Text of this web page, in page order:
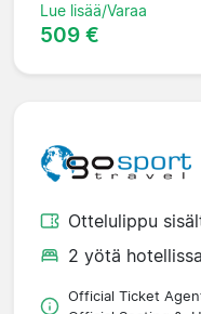
Lue lisää/Varaa
509 €
Ottelulippu
2 yötä
Official Ticket